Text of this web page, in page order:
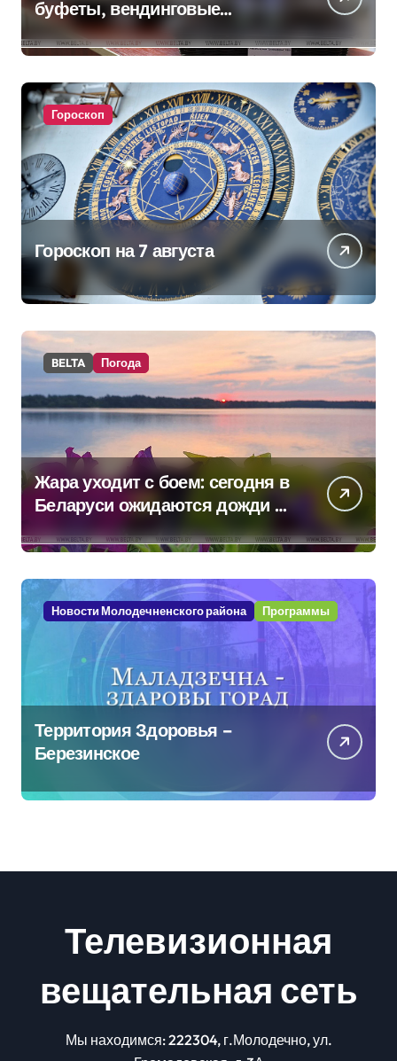
буфеты, вендинговые
аппараты. Минобразования об
изменениях в школьном
питании
Гороскоп
Гороскоп на 7 августа
BELTA Погода
Жара уходит с боем: сегодня в
Беларуси ожидаются дожди и
грозы
Новости Молодечненского района Программы
Территория Здоровья –
Березинское
Телевизионная
вещательная сеть
Мы находимся: 222304, г.Молодечно, ул.